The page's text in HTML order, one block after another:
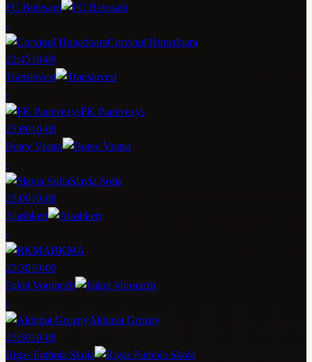
FC Botosani
-
Corvinul Hunedoara
22:4510-08
Transinvest
-
FK Panevezys
23:0010-08
Botev Vratsa
-
Slavia Sofia
23:0010-08
Alashkert
-
BKMA
23:3010-08
Fakel Voronezh
-
Akhmat Grozny
23:3010-08
Rigas Futbola Skola